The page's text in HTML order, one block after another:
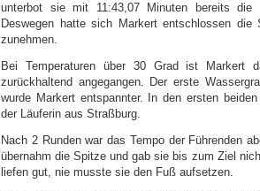
unterbot sie mit 11:43,07 Minuten bereits die
Deswegen hatte sich Markert entschlossen die
zunehmen.
Bei Temperaturen über 30 Grad ist Markert
zurückhaltend angegangen. Der erste
wurde Markert entspannter. In den ersten
der Läuferin aus Straßburg.
Nach 2 Runden war das Tempo der Führenden
übernahm die Spitze und gab sie bis zum Ziel
liefen gut, nie musste sie den Fuß aufsetzen.